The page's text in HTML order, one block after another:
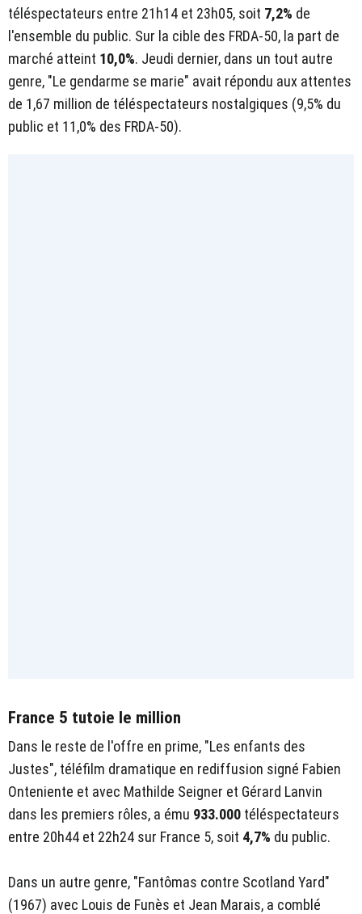
téléspectateurs entre 21h14 et 23h05, soit 7,2% de
l'ensemble du public. Sur la cible des FRDA-50, la part de
marché atteint 10,0%. Jeudi dernier, dans un tout autre
genre, "Le gendarme se marie" avait répondu aux attentes
de 1,67 million de téléspectateurs nostalgiques (9,5% du
public et 11,0% des FRDA-50).
France 5 tutoie le million
Dans le reste de l'offre en prime, "Les enfants des
Justes", téléfilm dramatique en rediffusion signé Fabien
Onteniente et avec Mathilde Seigner et Gérard Lanvin
dans les premiers rôles, a ému 933.000 téléspectateurs
entre 20h44 et 22h24 sur France 5, soit 4,7% du public.
Dans un autre genre, "Fantômas contre Scotland Yard"
(1967) avec Louis de Funès et Jean Marais, a comblé